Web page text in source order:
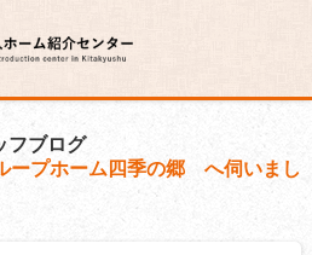
フブログ
プホーム四季の郷 へ伺いまし